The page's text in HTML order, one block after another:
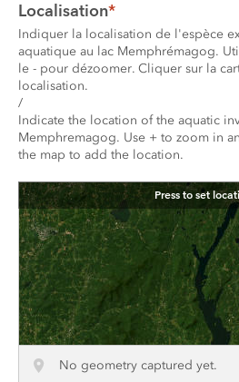
Localisation*
Indiquer la localisation de l'espèce
aquatique au lac Memphrémagog.
le - pour dézoomer. Cliquer sur la
localisation.
/
Indicate the location of the aquatic
Memphremagog. Use + to zoom in
the map to add the location.
Press to set
No geometry captured yet.